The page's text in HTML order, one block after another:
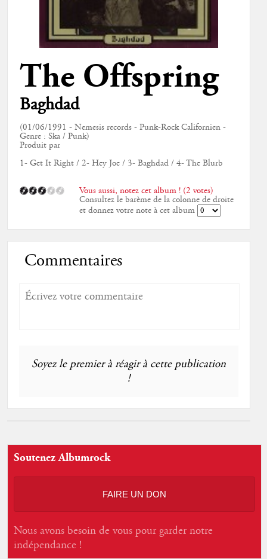
The Offspring
Baghdad
(01/06/1991 - Nemesis records - Punk-Rock Californien -
Genre : Ska / Punk)
Produit par
1- Get It Right / 2- Hey Joe / 3- Baghdad / 4- The Blurb
Vous aussi, notez cet album ! (2 votes)
Consultez le barème de la colonne de droite
et donnez votre note à cet album
Commentaires
Soyez le premier à réagir à cette publication
!
Soutenez Albumrock
FAIRE UN DON
Nous avons besoin de vous pour garder notre
indépendance !